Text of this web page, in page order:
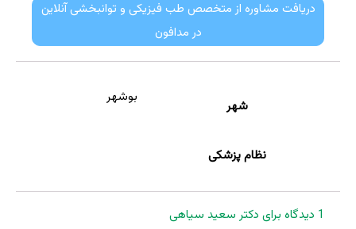
دریافت مشاوره از متخصص طب فیزیکی و توانبخشی آنلاین
در مدافون
شهر
بوشهر
نظام پزشکی
1 دیدگاه برای دکتر سعید سیاهی